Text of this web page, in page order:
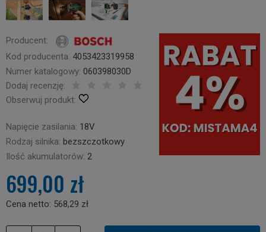
Producent:
Kod producenta: 4053423319958
Numer katalogowy: 060398030D
Dodaj recenzję:
Obserwuj produkt:
Napięcie zasilania: 18V
Rodzaj silnika: bezszczotkowy
Ilość akumulatorów: 2
699,00 zł
Cena netto: 568,29 zł